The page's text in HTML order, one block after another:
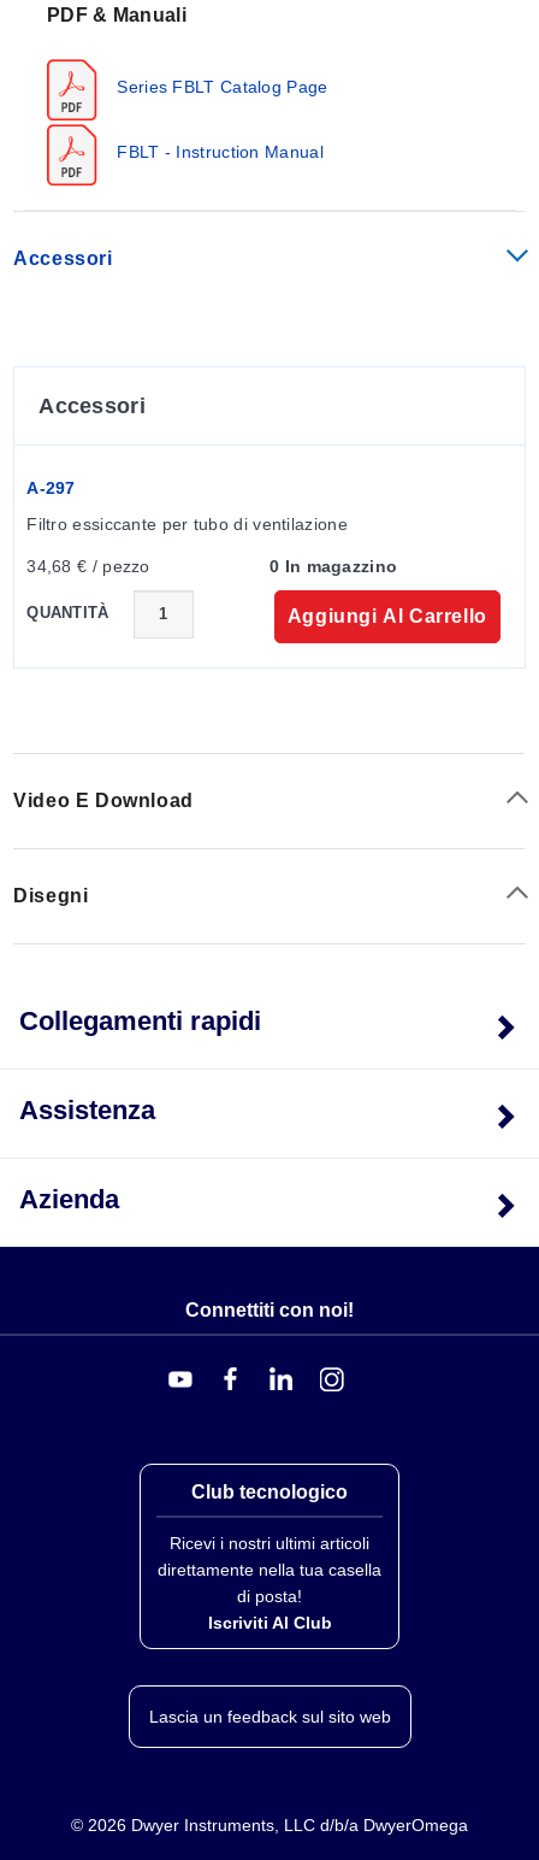
PDF & Manuali
Series FBLT Catalog Page
FBLT - Instruction Manual
Accessori
Accessori
A-297
Filtro essiccante per tubo di ventilazione
34,68 € / pezzo 0 In magazzino
QUANTITÀ Aggiungi Al Carrello
Video E Download
Disegni
Collegamenti rapidi
Assistenza
Azienda
Connettiti con noi!
Club tecnologico
Ricevi i nostri ultimi articoli
direttamente nella tua casella
di posta!
Iscriviti Al Club
Lascia un feedback sul sito web
© 2026 Dwyer Instruments, LLC d/b/a DwyerOmega